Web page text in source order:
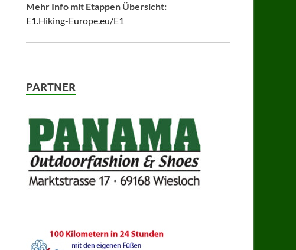
Mehr Info mit Etappen Übersicht:
E1.Hiking-Europe.eu/E1
PARTNER